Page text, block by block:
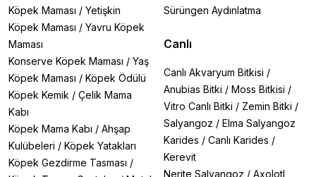
Köpek Maması / Yetişkin
Köpek Maması / Yavru Köpek
Maması
Konserve Köpek Maması / Yaş
Köpek Maması / Köpek Ödülü
Köpek Kemik / Çelik Mama
Kabı
Köpek Mama Kabı / Ahşap
Kulübeleri / Köpek Yatakları
Köpek Gezdirme Tasması /
Sürüngen Aydınlatma
Canlı
Canlı Akvaryum Bitkisi /
Anubias Bitki / Moss Bitkisi /
Vitro Canlı Bitki / Zemin Bitki /
Salyangoz / Elma Salyangoz
Karides / Canlı Karides /
Kerevit
Nerite Salyangoz / Axolotl